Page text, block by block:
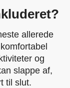
allerede
og
slappe af,
til slut.